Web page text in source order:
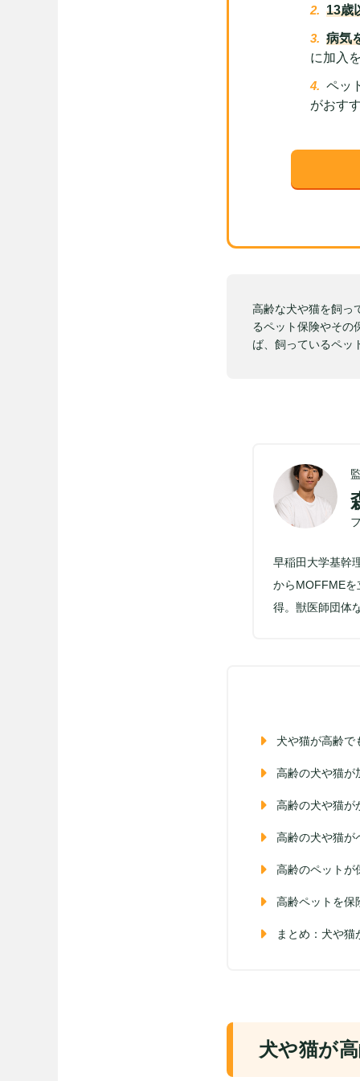
13歳
病気
に加入
ペッ
がおす
高齢な犬や猫を飼っ
るペット保険やその
ば、飼っているペッ
早稲田大学基幹
からMOFFMEを
得。獣医師団体
犬や猫が高齢で
高齢の犬や猫が
高齢の犬や猫が
高齢の犬や猫が
高齢のペットが
高齢ペットを保
まとめ：犬や
犬や猫が